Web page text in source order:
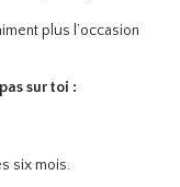
plus l’occasion
sur toi :
six mois.